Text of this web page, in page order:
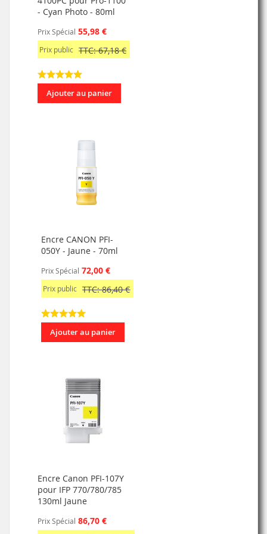
- Cyan Photo - 80ml
Prix Spécial 55,98 €
Prix public TTC: 67,18 €
Ajouter au panier
Encre CANON PFI-
050Y - Jaune - 70ml
Prix Spécial 72,00 €
Prix public TTC: 86,40 €
Ajouter au panier
Encre Canon PFI-107Y
pour IFP 770/780/785
130ml Jaune
Prix Spécial 86,70 €